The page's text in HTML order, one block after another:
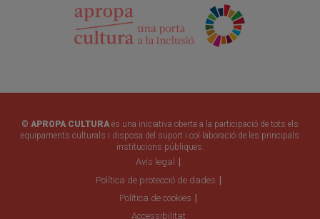
© APROPA CULTURA és una iniciativa oberta a la participació de tots els
equipaments culturals i disposa del suport i col·laboració de les principals
institucions públiques.
Avís legal
Política de protecció de dades
Política de cookies
Accessibilitat